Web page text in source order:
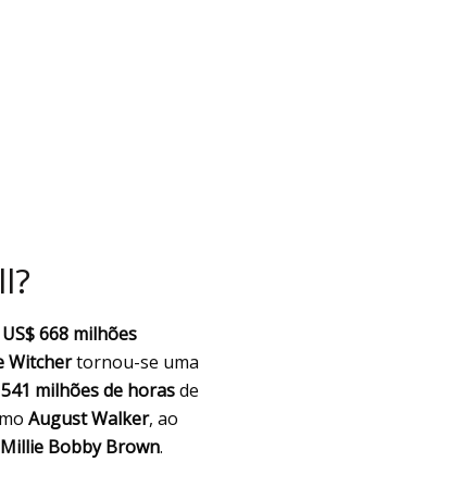
US$ 668 milhões
Witchertornou-se uma
541 milhões de horasde
August Walker, ao
Millie Bobby Brown.